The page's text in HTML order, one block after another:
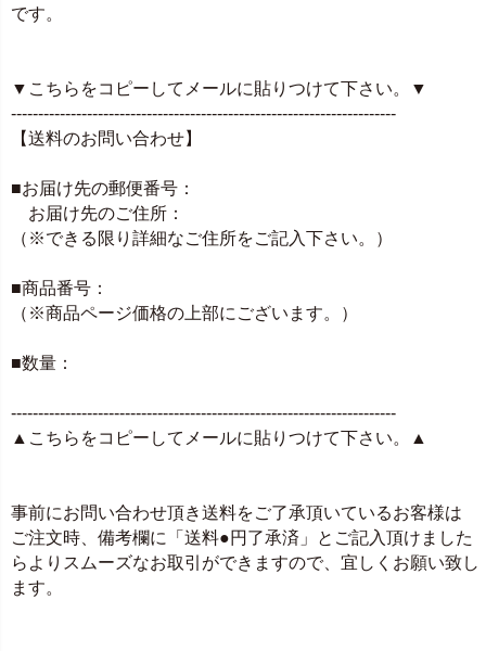
です。
▼こちらをコピーしてメールに貼りつけて下さい。▼
-----------------------------------------------------------------------
【送料のお問い合わせ】
■お届け先の郵便番号：
お届け先のご住所：
（※できる限り詳細なご住所をご記入下さい。）
■商品番号：
（※商品ページ価格の上部にございます。）
■数量：
-----------------------------------------------------------------------
▲こちらをコピーしてメールに貼りつけて下さい。▲
事前にお問い合わせ頂き送料をご了承頂いているお客様は
ご注文時、備考欄に「送料●円了承済」とご記入頂けました
らよりスムーズなお取引ができますので、宜しくお願い致し
ます。